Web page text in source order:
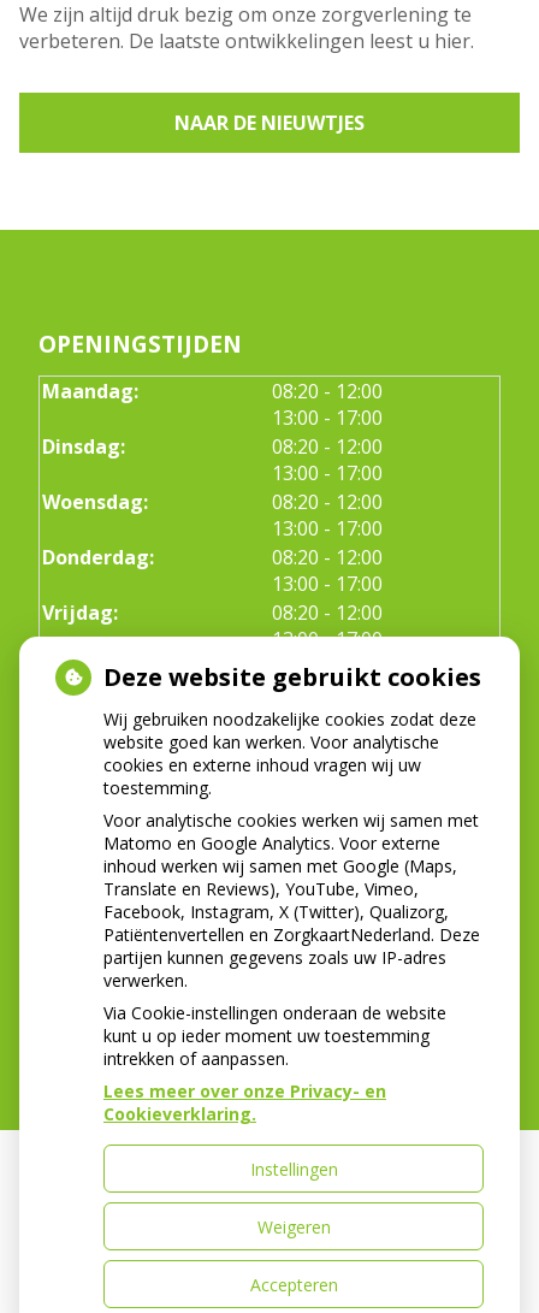
We zijn altijd druk bezig om onze zorgverlening te
verbeteren. De laatste ontwikkelingen leest u hier.
NAAR DE NIEUWTJES
OPENINGSTIJDEN
Maandag: 08:20 tot
- 12:00
13:00 tot
- 17:00
Dinsdag:
08:20 tot
- 12:00
13:00 tot
- 17:00
Woensdag:
08:20 tot
- 12:00
13:00 tot
- 17:00
Donderdag:
08:20 tot
- 12:00
13:00 tot
- 17:00
Vrijdag:
08:20 tot
- 12:00
13:00tot
- 17:00
ADRESGEGEVENS
Prinses Christinalaan 137
1421BH Uithoorn
0297-561815
info@tandartsenpraktijkuithoorn.nl
In de zomerperiode zijn wij telefonisch minder
bereikbaar. Wanneer u onze voicemail krijgt kunt u
een mail sturen naar;
info@tandartsenpraktijkuithoorn.nl dan nemen wij
z.s.m contact met u op.
Uw Zorg Online|Beheer
Bezoek
facebook
Privacy verklaring Cookie-instellingen Voorwaarden
Deze website gebruikt cookies
Wij gebruiken noodzakelijke cookies zodat deze
website goed kan werken. Voor analytische
cookies en externe inhoud vragen wij uw
toestemming.
Voor analytische cookies werken wij samen met
Matomo en Google Analytics. Voor externe
inhoud werken wij samen met Google (Maps,
Translate en Reviews), YouTube, Vimeo,
Facebook, Instagram, X (Twitter), Qualizorg,
Patiëntenvertellen en ZorgkaartNederland. Deze
partijen kunnen gegevens zoals uw IP-adres
verwerken.
Via Cookie-instellingen onderaan de website
kunt u op ieder moment uw toestemming
intrekken of aanpassen.
Lees meer over onze Privacy- en
Cookieverklaring.
Instellingen
Weigeren
Accepteren